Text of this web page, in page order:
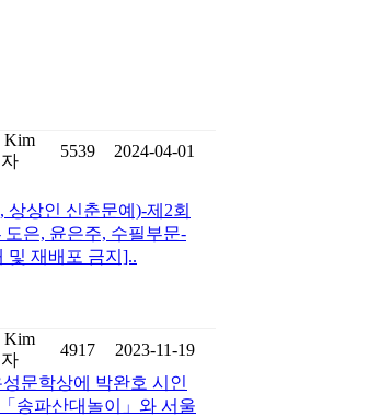
Kim
5539 2024-04-01
상상인 신춘문예)-제2회
은, 윤은주, 수필부문-
및 재배포 금지]..
Kim
4917
2023-11-19
문학상에 박완호 시인
송파산대놀이」와 서울